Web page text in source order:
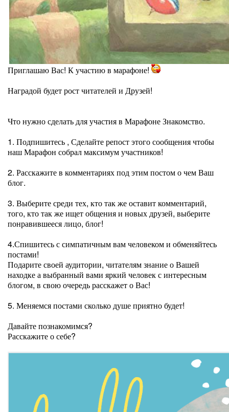
Приглашаю Вас! К участию в марафоне!
Наградой будет рост читателей и Друзей!
Что нужно сделать для участия в Марафоне Знакомство.
1. Подпишитесь , Сделайте репост этого сообщения чтобы
наш Марафон собрал максимум участников!
2. Расскажите в комментариях под этим постом о чем Ваш
блог.
3. Выберите среди тех, кто так же оставит комментарий,
того, кто так же ищет общения и новых друзей, выберите
понравившееся лицо, блог!
4.Спишитесь с симпатичным вам человеком и обменяйтесь
постами!
Подарите своей аудитории, читателям знание о Вашей
находке а выбранный вами яркий человек с интересным
блогом, в свою очередь расскажет о Вас!
5. Меняемся постами сколько душе приятно будет!
Давайте познакомимся?
Расскажите о себе?